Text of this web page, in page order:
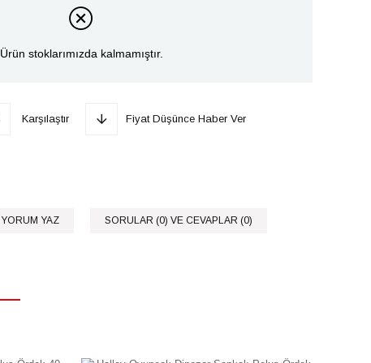
Ürün stoklarımızda kalmamıştır.
Karşılaştır Fiyat Düşünce Haber Ver
YORUM YAZ SORULAR (0) VE CEVAPLAR (0)